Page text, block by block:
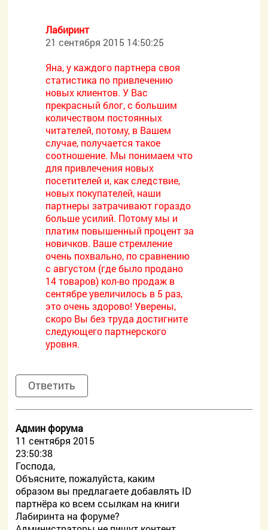
Лабиринт
21 сентября 2015 14:50:25
Яна, у каждого партнера своя
статистика по привлечению
новых клиентов. У Вас
прекрасный блог, с большим
количеством постоянных
читателей, потому, в Вашем
случае, получается такое
соотношение. Мы понимаем что
для привлечения новых
посетителей и, как следствие,
новых покупателей, наши
партнеры затрачивают гораздо
больше усилий. Потому мы и
платим повышенный процент за
новичков. Ваше стремление
очень похвально, по сравнению
с августом (где было продано
14 товаров) кол-во продаж в
сентябре увеличилось в 5 раз,
это очень здорово! Уверены,
скоро Вы без труда достигните
следующего партнерского
уровня.
Ответить
Админ форума
11 сентября 2015
23:50:38
Господа,
Объясните, пожалуйста, каким
образом вы предлагаете добавлять ID
партнёра ко всем ссылкам на книги
Лабиринта на форуме?